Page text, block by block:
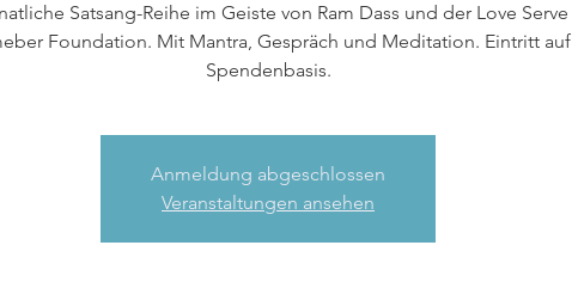
Satsang-Reihe im Geiste von Ram Dass und der Love Serve
Foundation. Mit Mantra, Gespräch und Meditation. Eintritt auf
Spendenbasis.
Anmeldung abgeschlossen
Veranstaltungen ansehen